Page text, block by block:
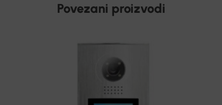
Povezani proizvodi